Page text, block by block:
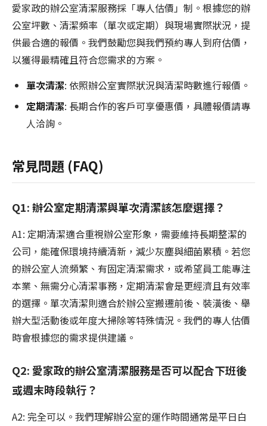
愛家政的辦公室清潔服務採「專人估價」制。根據您的辦
公室坪數、清潔頻率（單次或定期）與現場實際狀況，提
供最合適的報價。我們鼓勵您與我們預約專人到府估價，
以獲得最精確且符合您需求的方案。
單次清潔: 依照辦公室實際狀況與清潔時數進行報價。
定期清潔: 長期合作的客戶可享優惠價，具體報價請專
人洽詢。
常見問題 (FAQ)
Q1: 辦公室定期清潔與單次清潔該怎麼選擇？
A1: 定期清潔適合重視辦公室形象，需要維持長期整潔的
公司，能確保環境持續清新，減少灰塵與細菌累積。若您
的辦公室人流頻繁、有固定清潔需求，或希望員工能專注
本業、無需分心清潔事務，定期清潔會是更經濟且有效率
的選擇。單次清潔則適合於辦公室搬遷前後、裝潢後、舉
辦大型活動後或年度大掃除等特殊情況。我們的專人估價
時會根據您的需求提供建議。
Q2: 愛家政的辦公室清潔服務是否可以配合下班後
或週末時段執行？
A2: 完全可以。我們理解辦公室的運作時間通常是平日白